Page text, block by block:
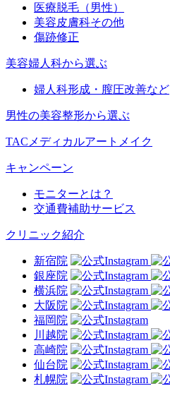
医療脱毛（男性）
美容皮膚科その他
傷跡修正
美容婦人科から選ぶ
婦人科形成・膣圧改善など
男性の美容整形から選ぶ
TACメディカルアートメイク
キャンペーン
モニターとは？
交通費補助サービス
クリニック紹介
新宿院
銀座院
横浜院
大阪院
福岡院
川越院
高崎院
仙台院
札幌院